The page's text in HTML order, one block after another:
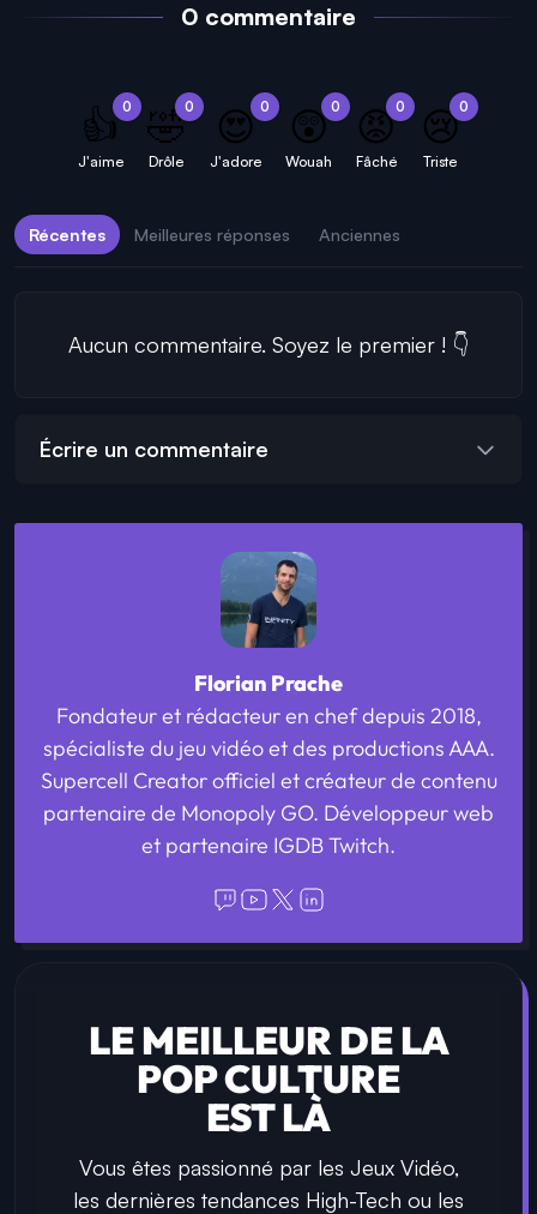
0 commentaire
0
👍
J'aime
0
🤣
Drôle
0
😍
J'adore
0
😲
Wouah
0
😡
Fâché
0
😢
Triste
Récentes Meilleures réponses Anciennes
Aucun commentaire. Soyez le premier ! 👇
Écrire un commentaire
Florian Prache
Fondateur et rédacteur en chef depuis 2018,
spécialiste du jeu vidéo et des productions AAA.
Supercell Creator officiel et créateur de contenu
partenaire de Monopoly GO. Développeur web
et partenaire IGDB Twitch.
LE MEILLEUR DE LA
POP CULTURE
EST LÀ
Vous êtes passionné par les Jeux Vidéo,
les dernières tendances High-Tech ou les